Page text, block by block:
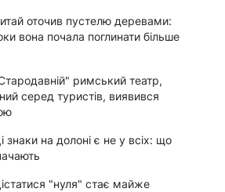
оточив пустелю деревами:
вона почала поглинати більше
римський театр,
серед туристів, виявився
знаки на долоні є не у всіх: що
"нуля" стає майже